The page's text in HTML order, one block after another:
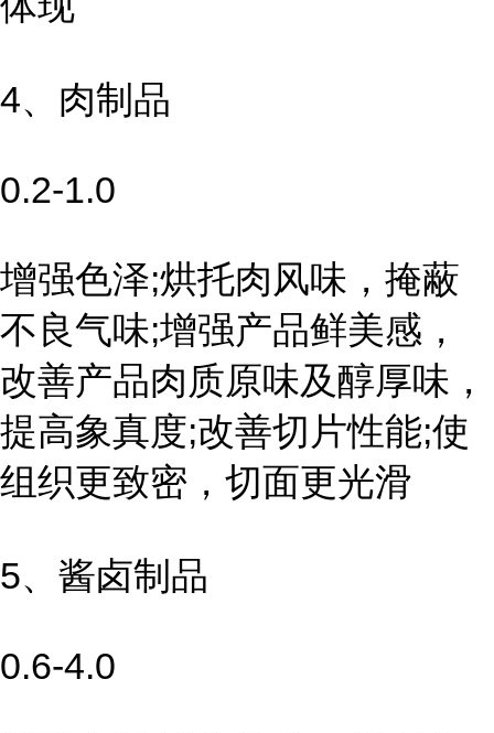
4、肉制品
0.2-1.0
增强色泽;烘托肉风味，掩蔽
不良气味;增强产品鲜美感，
改善产品肉质原味及醇厚味，
提高象真度;改善切片性能;使
组织更致密，切面更光滑
5、酱卤制品
0.6-4.0